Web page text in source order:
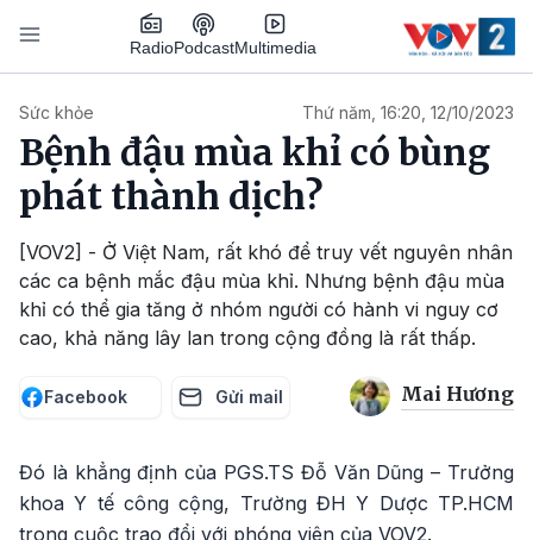
Nhảy đến nội dung
RadioPodcastMultimedia
Sức khỏe Thứ năm, 16:20, 12/10/2023
Bệnh đậu mùa khỉ có bùng
phát thành dịch?
[VOV2] - Ở Việt Nam, rất khó để truy vết nguyên nhân
các ca bệnh mắc đậu mùa khỉ. Nhưng bệnh đậu mùa
khỉ có thể gia tăng ở nhóm người có hành vi nguy cơ
cao, khả năng lây lan trong cộng đồng là rất thấp.
Facebook Gửi mail Mai Hương
Đó là khẳng định của PGS.TS Đỗ Văn Dũng – Trưởng
khoa Y tế công cộng, Trường ĐH Y Dược TP.HCM
trong cuộc trao đổi với phóng viên của VOV2.